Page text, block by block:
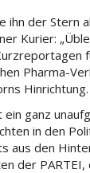
ihn der Stern
Kurier:
Pharma-
Hinrichtung.
ein ganz
in den
aus den
der PARTEI,